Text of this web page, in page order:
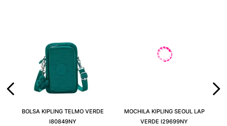
BOLSA KIPLING TELMO VERDE
I80849NY
MOCHILA KIPLING SEOUL LAP
VERDE I29699NY